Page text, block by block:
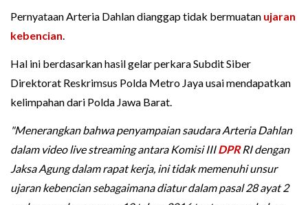
Pernyataan Arteria Dahlan dianggap tidak bermuatan ujaran
kebencian.
Hal ini berdasarkan hasil gelar perkara Subdit Siber
Direktorat Reskrimsus Polda Metro Jaya usai mendapatkan
kelimpahan dari Polda Jawa Barat.
"Menerangkan bahwa penyampaian saudara Arteria Dahlan
dalam video live streaming antara Komisi IIIDPRRI dengan
Jaksa Agung dalam rapat kerja, ini tidak memenuhi unsur
ujaran kebencian sebagaimana diatur dalam pasal 28 ayat 2